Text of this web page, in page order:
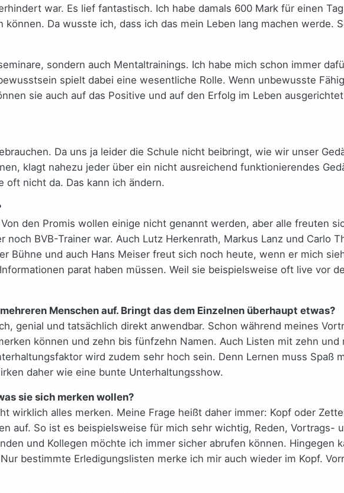
war. Es lief fantastisch. Ich habe damals 600 Mark für einen
Da wusste ich, dass ich das mein Leben lang machen werde.
sondern auch Mentaltrainings. Ich habe mich schon immer
spielt dabei eine wesentliche Rolle. Wenn unbewusste
sie auch auf das Positive und auf den Erfolg im Leben
Da uns ja leider die Schule nicht beibringt, wie wir unser
klagt nahezu jeder über ein nicht ausreichend funktionierendes
oft nicht da. Das kann ich ändern.
den Promis wollen einige nicht genannt werden, aber alle freuten
noch BVB-Trainer war. Auch Lutz Herkenrath, Markus Lanz und Carlo
Bühne und auch Hans Meiser freut sich noch heute, wenn er mich
parat haben müssen. Weil sie beispielsweise oft live vor
Menschen auf. Bringt das dem Einzelnen überhaupt etwas?
genial und tatsächlich direkt anwendbar. Schon während meines
können und zehn bis fünfzehn Namen. Auch Listen mit zehn
wird zudem sehr hoch sein. Denn Lernen muss Spaß
daher wie eine bunte Unterhaltungsshow.
sie sich merken wollen?
wirklich alles merken. Meine Frage heißt daher immer: Kopf oder
auf. So ist es beispielsweise für mich sehr wichtig, Reden, Vortrags-
und Kollegen möchte ich immer sicher abrufen können. Hingegen
bestimmte Erledigungslisten merke ich mir auch wieder im Kopf.